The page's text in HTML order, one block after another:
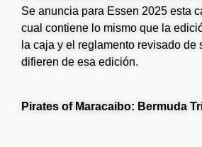
Se anuncia para Essen 2025 esta
cual contiene lo mismo que la
la caja y el reglamento revisado de
difieren de esa edición.
Pirates of Maracaibo: Bermuda